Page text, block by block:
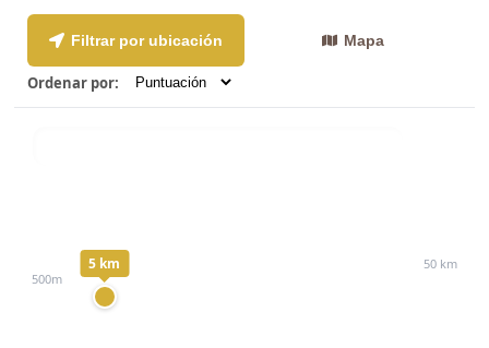
Filtrar por ubicación Mapa
Ordenar por:
500m
5 km 50 km